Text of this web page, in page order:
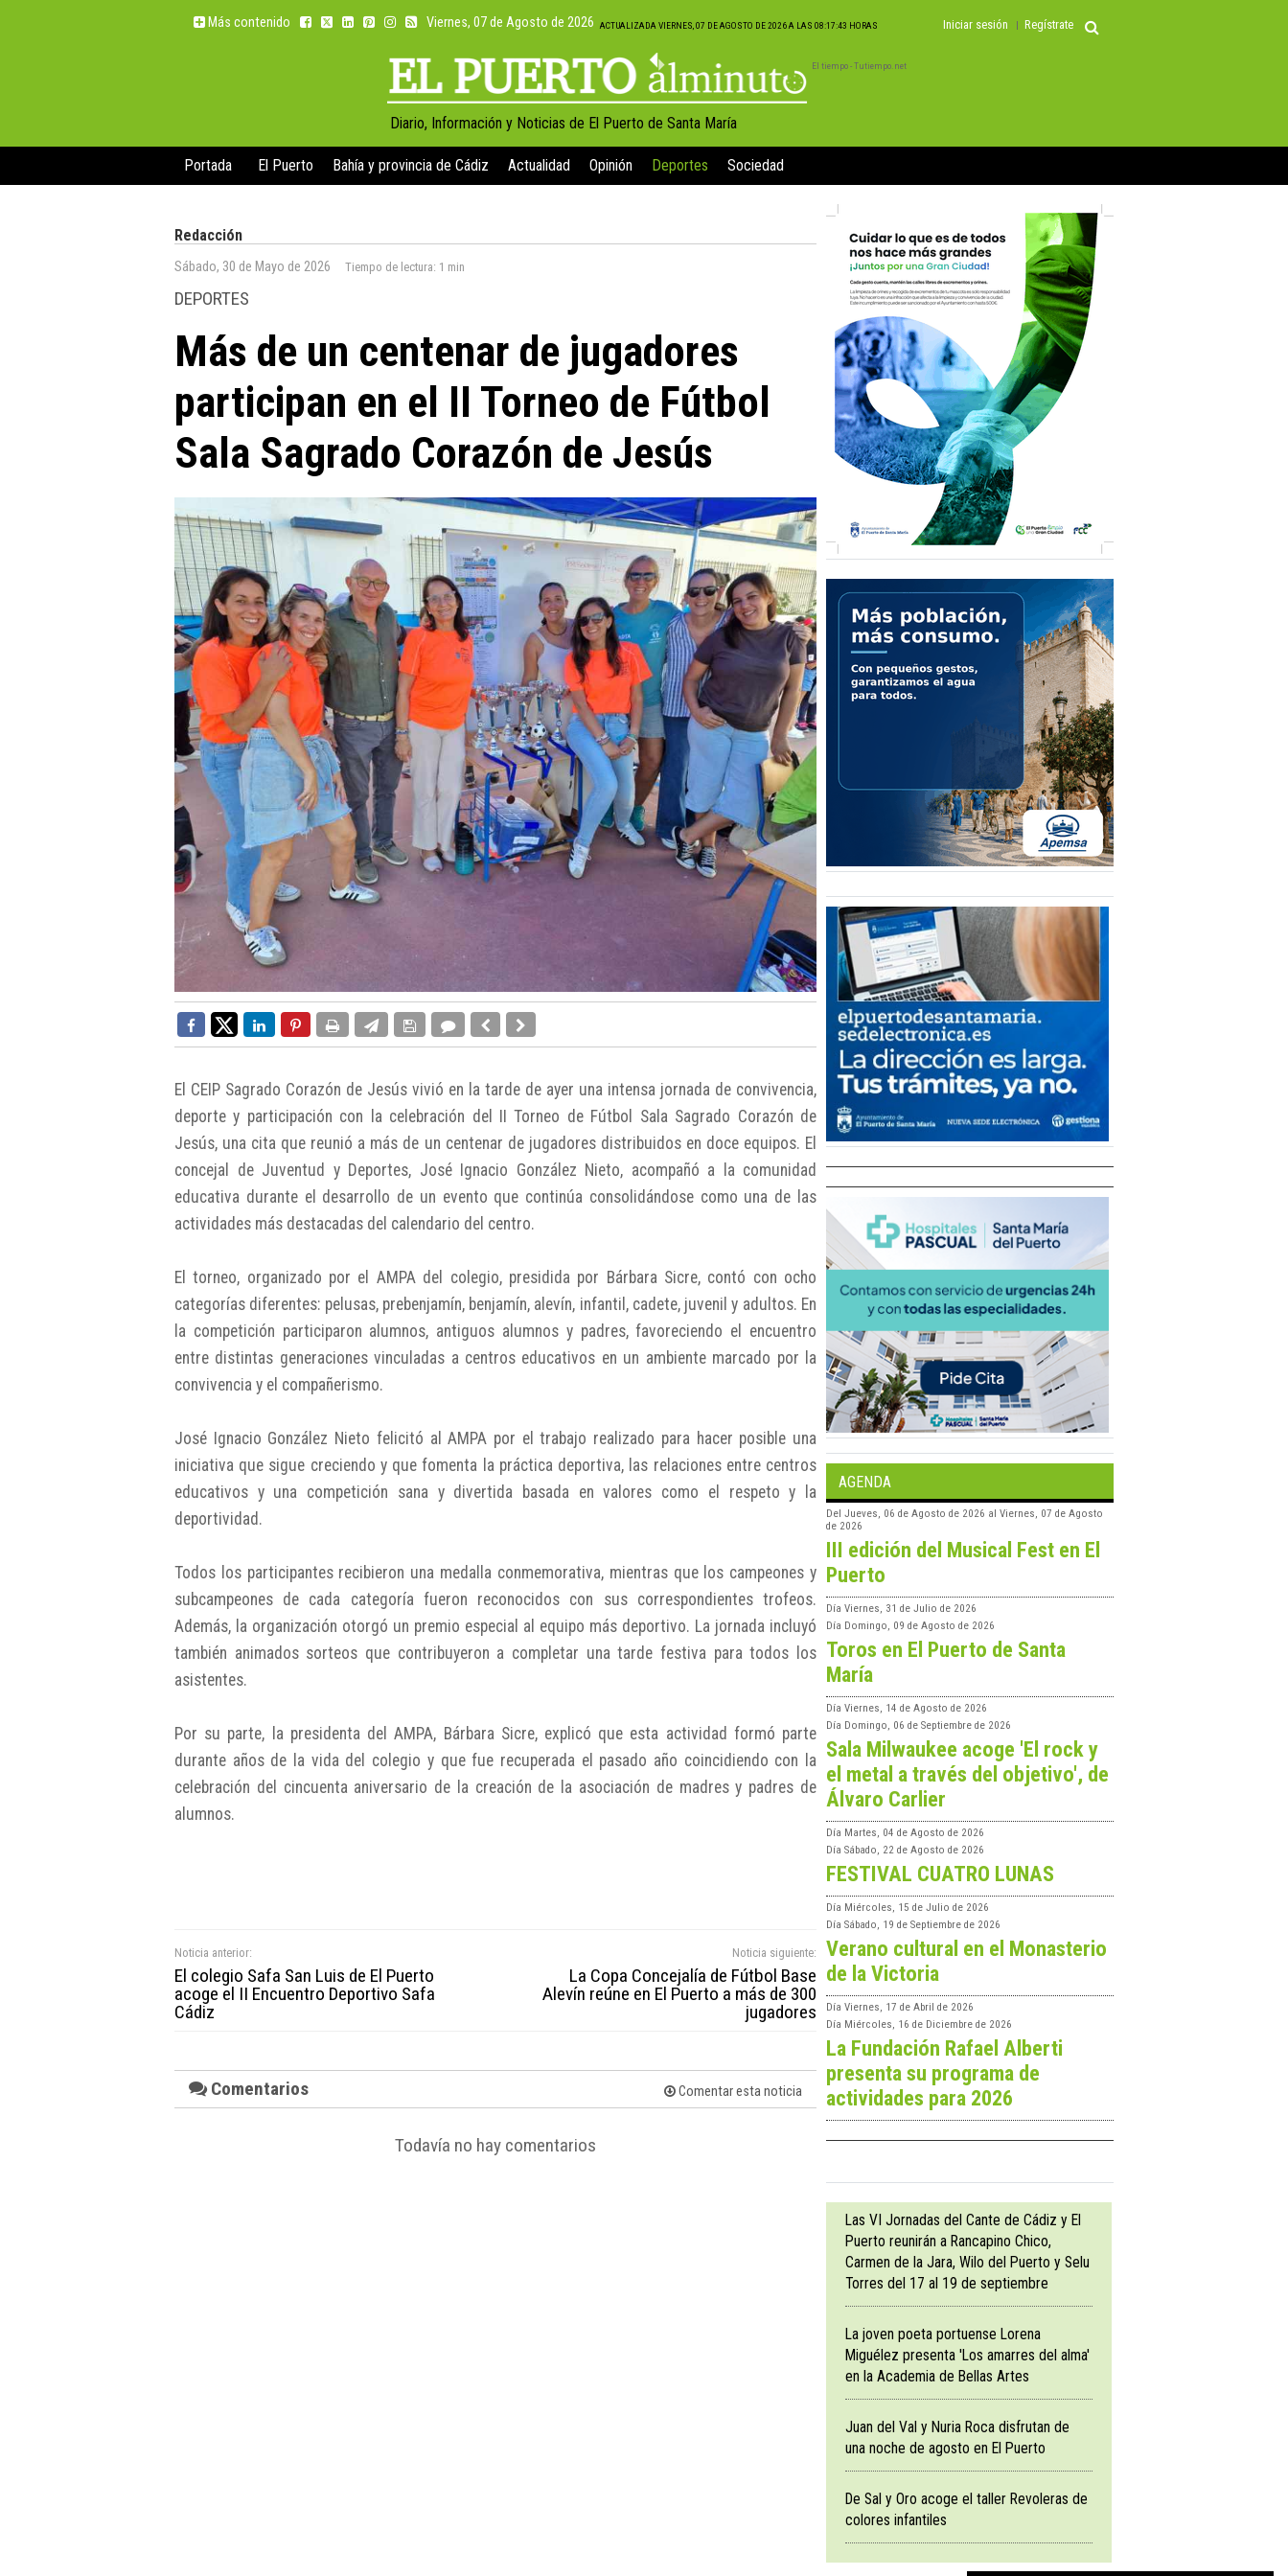
Más contenido Viernes, 07 de Agosto de 2026 ACTUALIZADA VIERNES, 07 DE AGOSTO DE 2026 A LAS 08:17:43 HORAS Iniciar sesión Regístrate
Diario, Información y Noticias de El Puerto de Santa María
El tiempo - Tutiempo.net
Portada El Puerto Bahía y provincia de Cádiz Actualidad Opinión Deportes Sociedad
Redacción
Sábado, 30 de Mayo de 2026 Tiempo de lectura: 1 min
DEPORTES
Más de un centenar de jugadores
participan en el II Torneo de Fútbol
Sala Sagrado Corazón de Jesús
El CEIP Sagrado Corazón de Jesús vivió en la tarde de ayer una intensa jornada de convivencia,
deporte y participación con la celebración del II Torneo de Fútbol Sala Sagrado Corazón de
Jesús, una cita que reunió a más de un centenar de jugadores distribuidos en doce equipos. El
concejal de Juventud y Deportes, José Ignacio González Nieto, acompañó a la comunidad
educativa durante el desarrollo de un evento que continúa consolidándose como una de las
actividades más destacadas del calendario del centro.
El torneo, organizado por el AMPA del colegio, presidida por Bárbara Sicre, contó con ocho
categorías diferentes: pelusas, prebenjamín, benjamín, alevín, infantil, cadete, juvenil y adultos. En
la competición participaron alumnos, antiguos alumnos y padres, favoreciendo el encuentro
entre distintas generaciones vinculadas a centros educativos en un ambiente marcado por la
convivencia y el compañerismo.
José Ignacio González Nieto felicitó al AMPA por el trabajo realizado para hacer posible una
iniciativa que sigue creciendo y que fomenta la práctica deportiva, las relaciones entre centros
educativos y una competición sana y divertida basada en valores como el respeto y la
deportividad.
Todos los participantes recibieron una medalla conmemorativa, mientras que los campeones y
subcampeones de cada categoría fueron reconocidos con sus correspondientes trofeos.
Además, la organización otorgó un premio especial al equipo más deportivo. La jornada incluyó
también animados sorteos que contribuyeron a completar una tarde festiva para todos los
asistentes.
Por su parte, la presidenta del AMPA, Bárbara Sicre, explicó que esta actividad formó parte
durante años de la vida del colegio y que fue recuperada el pasado año coincidiendo con la
celebración del cincuenta aniversario de la creación de la asociación de madres y padres de
alumnos.
Noticia anterior:
El colegio Safa San Luis de El Puerto
acoge el II Encuentro Deportivo Safa
Cádiz
Noticia siguiente:
La Copa Concejalía de Fútbol Base
Alevín reúne en El Puerto a más de 300
jugadores
Comentarios Comentar esta noticia
Todavía no hay comentarios
AGENDA
Del Jueves, 06 de Agosto de 2026 al Viernes, 07 de Agosto
de 2026
III edición del Musical Fest en El
Puerto
Día Viernes, 31 de Julio de 2026
Día Domingo, 09 de Agosto de 2026
Toros en El Puerto de Santa
María
Día Viernes, 14 de Agosto de 2026
Día Domingo, 06 de Septiembre de 2026
Sala Milwaukee acoge 'El rock y
el metal a través del objetivo', de
Álvaro Carlier
Día Martes, 04 de Agosto de 2026
Día Sábado, 22 de Agosto de 2026
FESTIVAL CUATRO LUNAS
Día Miércoles, 15 de Julio de 2026
Día Sábado, 19 de Septiembre de 2026
Verano cultural en el Monasterio
de la Victoria
Día Viernes, 17 de Abril de 2026
Día Miércoles, 16 de Diciembre de 2026
La Fundación Rafael Alberti
presenta su programa de
actividades para 2026
Las VI Jornadas del Cante de Cádiz y El
Puerto reunirán a Rancapino Chico,
Carmen de la Jara, Wilo del Puerto y Selu
Torres del 17 al 19 de septiembre
La joven poeta portuense Lorena
Miguélez presenta 'Los amarres del alma'
en la Academia de Bellas Artes
Juan del Val y Nuria Roca disfrutan de
una noche de agosto en El Puerto
De Sal y Oro acoge el taller Revoleras de
colores infantiles